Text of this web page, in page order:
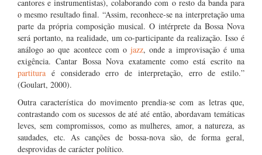
cantores e instrumentistas), colaborando com o resto da banda para
o mesmo resultado final. “Assim, reconhece-se na interpretação uma
parte da própria composição musical. O intérprete da Bossa Nova
será portanto, na realidade, um co-participante da realização. Isso é
análogo ao que acontece com ojazz, onde a improvisação é uma
exigência. Cantar Bossa Nova exatamente como está escrito na
partitura é considerado erro de interpretação, erro de estilo.”
(Goulart, 2000).
Outra característica do movimento prendia-se com as letras que,
contrastando com os sucessos de até até então, abordavam temáticas
leves, sem compromissos, como as mulheres, amor, a natureza, as
saudades, etc. As canções de bossa-nova são, de forma geral,
desprovidas de carácter político.